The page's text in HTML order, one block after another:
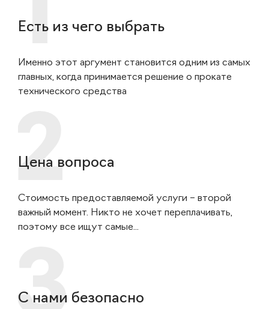
Есть из чего выбрать
Именно этот аргумент становится одним из самых
главных, когда принимается решение о прокате
технического средства
Цена вопроса
Стоимость предоставляемой услуги – второй
важный момент. Никто не хочет переплачивать,
поэтому все ищут самые...
С нами безопасно